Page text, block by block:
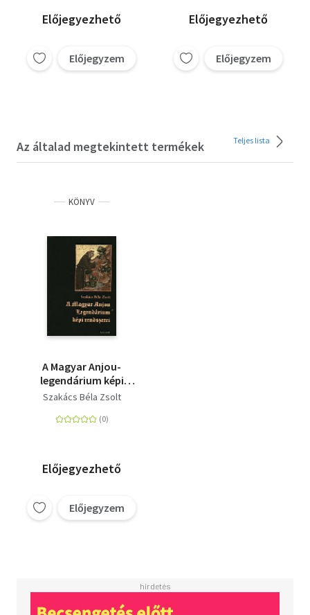
Előjegyezhető
Előjegyzem
Előjegyezhető
Előjegyzem
Az általad megtekintett termékek Teljes lista
KÖNYV
A Magyar Anjou-
legendárium képi
rendszerei
Szakács Béla Zsolt
Előjegyezhető
Előjegyzem